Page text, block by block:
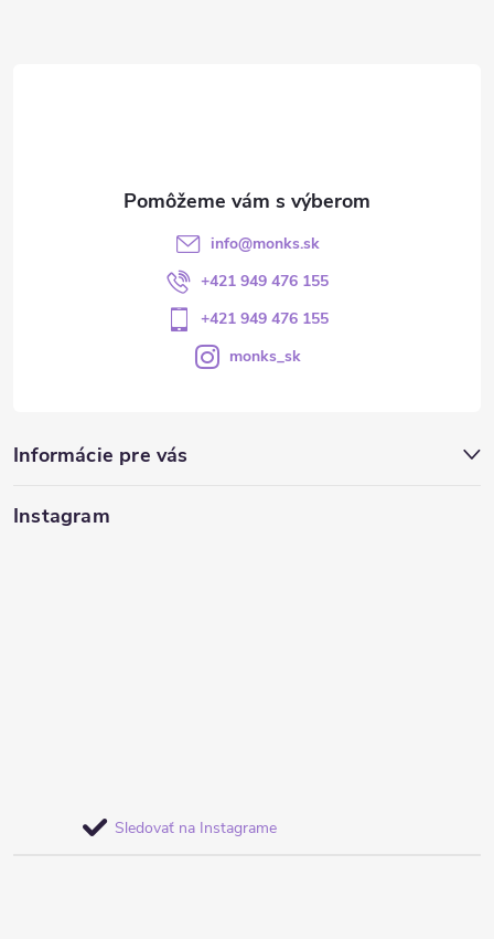
Informácie pre vás
info@monks.sk
+421 949 476 155
+421 949 476 155
monks_sk
Instagram
Sledovať na Instagrame